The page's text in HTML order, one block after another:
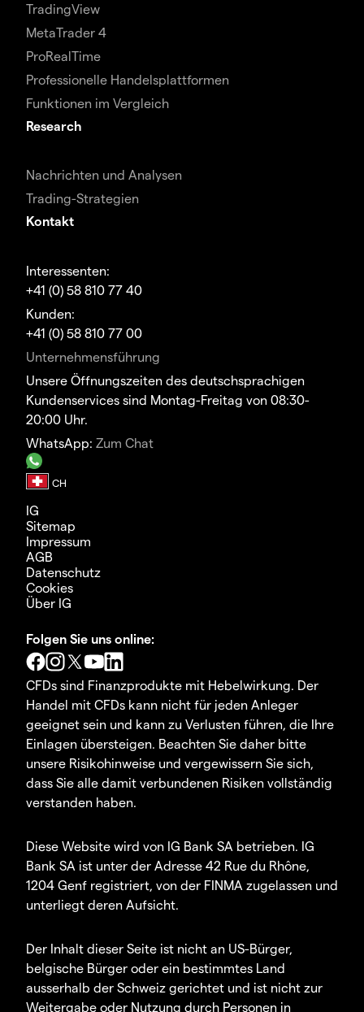
TradingView
MetaTrader 4
ProRealTime
Professionelle Handelsplattformen
Funktionen im Vergleich
Research
Nachrichten und Analysen
Trading-Strategien
Kontakt
Interessenten:
+41 (0) 58 810 77 40
Kunden:
+41 (0) 58 810 77 00
Unternehmensführung
Unsere Öffnungszeiten des deutschsprachigen
Kundenservices sind Montag-Freitag von 08:30-
20:00 Uhr.
WhatsApp: Zum Chat
IG
Sitemap
Impressum
AGB
Datenschutz
Cookies
Über IG
Folgen Sie uns online:
CFDs sind Finanzprodukte mit Hebelwirkung. Der
Handel mit CFDs kann nicht für jeden Anleger
geeignet sein und kann zu Verlusten führen, die Ihre
Einlagen übersteigen. Beachten Sie daher bitte
unsere Risikohinweise und vergewissern Sie sich,
dass Sie alle damit verbundenen Risiken vollständig
verstanden haben.
Diese Website wird von IG Bank SA betrieben. IG
Bank SA ist unter der Adresse 42 Rue du Rhône,
1204 Genf registriert, von der FINMA zugelassen und
unterliegt deren Aufsicht.
Der Inhalt dieser Seite ist nicht an US-Bürger,
belgische Bürger oder ein bestimmtes Land
ausserhalb der Schweiz gerichtet und ist nicht zur
Weitergabe oder Nutzung durch Personen in